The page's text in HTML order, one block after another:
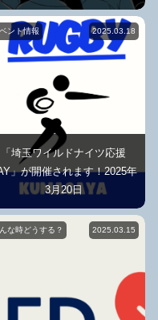
ント情報 2025.03.18
「埼玉ワイルドナイツ応援
」が開催されます！2025年
3月20日
な時どうする？ 2025.03.15